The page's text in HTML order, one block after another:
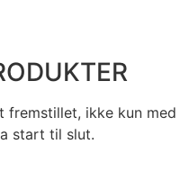
ikke kun med
start til slut.